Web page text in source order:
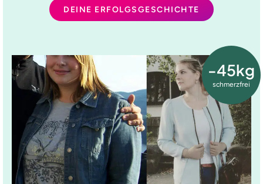
DEINE ERFOLGSGESCHICHTE
-45kg
schmerzfrei